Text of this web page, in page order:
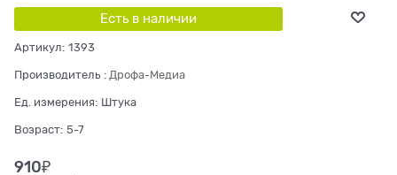
Есть в наличии
Артикул: 1393
Производитель : Дрофа-Медиа
Ед. измерения: Штука
Возраст: 5-7
910₽